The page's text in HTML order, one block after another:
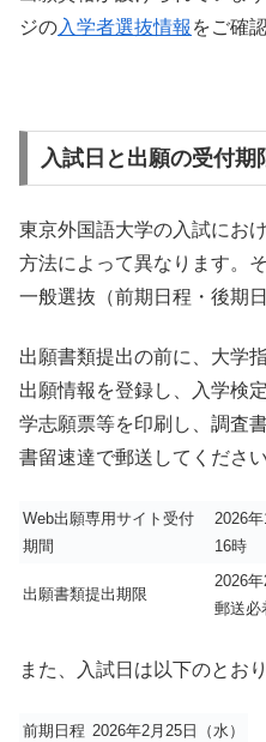
ジの入学者選抜情報 をご確
入試日と出願の受付期
東京外国語大学の入試にお
方法によって異なります。
一般選抜（前期日程・後期
出願書類提出の前に、大学
出願情報を登録し、入学検
学志願票等を印刷し、調査
書留速達で郵送してください
Web出願専用サイト受付
期間
2026
16時
出願書類提出期限
2026年
郵送必
また、入試日は以下のとおり
前期日程 2026年2月25日（水）